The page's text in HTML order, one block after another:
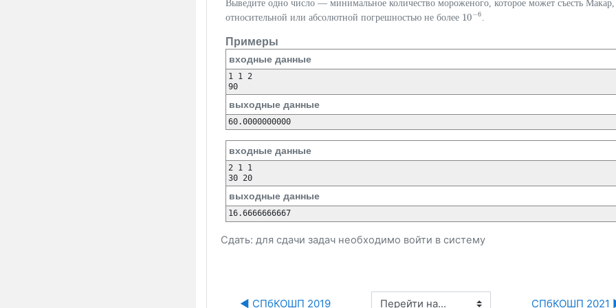
Выведите одно число — минимальное количество мороженого, которое может съесть Макар,
относительной или абсолютной погрешностью не более 10−6
10−6.
Примеры
входные данные
1 1 2
90
выходные данные
60.0000000000
входные данные
2 1 1
30 20
выходные данные
16.6666666667
Сдать: для сдачи задач необходимо войти в систему
◀︎ СПбКОШП 2019 Перейти на... СПбКОШП 2021